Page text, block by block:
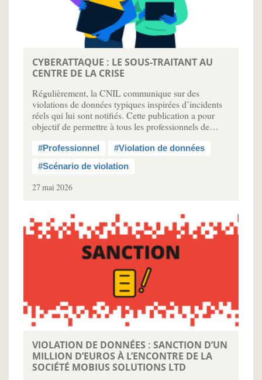
CYBERATTAQUE : LE SOUS-TRAITANT AU
CENTRE DE LA CRISE
Régulièrement, la CNIL communique sur des
violations de données typiques inspirées d’incidents
réels qui lui sont notifiés. Cette publication a pour
objectif de permettre à tous les professionnels de…
#Professionnel
#Violation de données
#Scénario de violation
27 mai 2026
VIOLATION DE DONNÉES : SANCTION D’UN
MILLION D’EUROS À L’ENCONTRE DE LA
SOCIÉTÉ MOBIUS SOLUTIONS LTD